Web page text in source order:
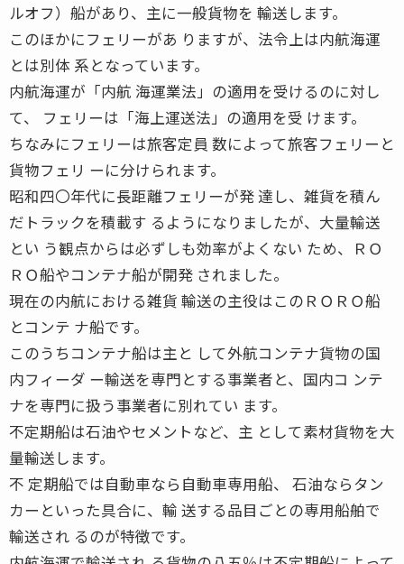
ルオフ）船があり、主に一般貨物を 輸送します。
このほかにフェリーがあ りますが、法令上は内航海運
とは別体 系となっています。
内航海運が「内航 海運業法」の適用を受けるのに対し
て、 フェリーは「海上運送法」の適用を受 けます。
ちなみにフェリーは旅客定員 数によって旅客フェリーと
貨物フェリ ーに分けられます。
昭和四〇年代に長距離フェリーが発 達し、雑貨を積ん
だトラックを積載す るようになりましたが、大量輸送
とい う観点からは必ずしも効率がよくない ため、ＲＯ
ＲＯ船やコンテナ船が開発 されました。
現在の内航における雑貨 輸送の主役はこのＲＯＲＯ船
とコンテ ナ船です。
このうちコンテナ船は主と して外航コンテナ貨物の国
内フィーダ ー輸送を専門とする事業者と、国内コ ンテ
ナを専門に扱う事業者に別れてい ます。
不定期船は石油やセメントなど、主 として素材貨物を大
量輸送します。
不 定期船では自動車なら自動車専用船、 石油ならタン
カーといった具合に、輸 送する品目ごとの専用船舶で
輸送され るのが特徴です。